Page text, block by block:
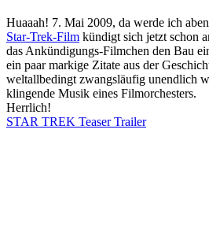
Huaaah! 7. Mai 2009, da werde ich
Star-Trek-Film kündigt sich jetzt schon
das Ankündigungs-Filmchen den Bau
ein paar markige Zitate aus der
weltallbedingt zwangsläufig unendlich
klingende Musik eines Filmorchesters.
Herrlich!
STAR TREK Teaser Trailer